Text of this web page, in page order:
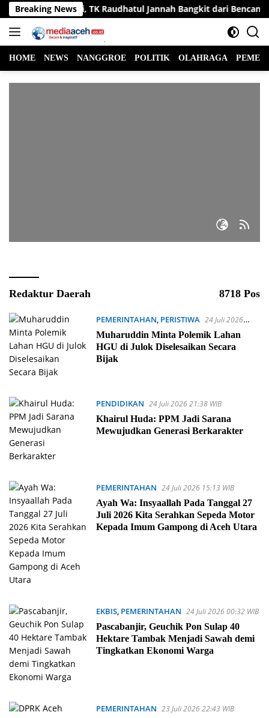
Langsung
ke
konten
Breaking News
Berdiri, TK Raudhatul Jannah Bangkit dari Bencana
HOME NEWS NANGGROE POLITIK OLAHRAGA
Redaktur Daerah 8718 Pos
PEMERINTAHAN, PERISTIWA 24 Juli 2026
21:49 WIB
Muharuddin Minta Polemik Lahan
HGU di Julok Diselesaikan Secara
Bijak
PENDIDIKAN 24 Juli 2026 21:38 WIB
Khairul Huda: PPM Jadi Sarana
Mewujudkan Generasi Berkarakter
PEMERINTAHAN 24 Juli 2026 15:13 WIB
Ayah Wa: Insyaallah Pada Tanggal 27
Juli 2026 Kita Serahkan Sepeda Motor
Kepada Imum Gampong di Aceh Utara
EKBIS, PEMERINTAHAN 24 Juli 2026 00:32 WIB
Pascabanjir, Geuchik Pon Sulap 40
Hektare Tambak Menjadi Sawah demi
Tingkatkan Ekonomi Warga
PEMERINTAHAN 23 Juli 2026 22:43 WIB